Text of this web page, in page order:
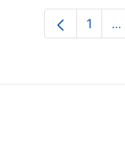
1 ...